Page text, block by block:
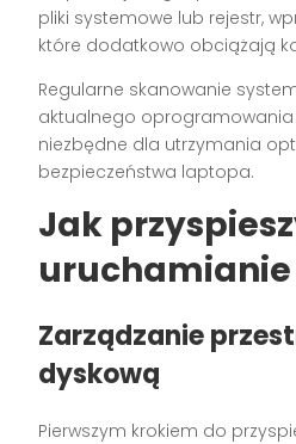
pliki systemowe lub rejestr,
które dodatkowo obciążają
Regularne skanowanie
aktualnego
niezbędne dla utrzymania
bezpieczeństwa laptopa.
Jak
Zarządzanie
dyskową
Pierwszym krokiem do